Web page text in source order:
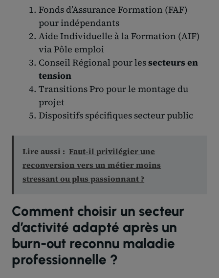
Fonds d’Assurance Formation (FAF)
pour indépendants
Aide Individuelle à la Formation (AIF)
via Pôle emploi
Conseil Régional pour lessecteurs en
tension
Transitions Pro pour le montage du
projet
Dispositifs spécifiques secteur public
Lire aussi : Faut-il privilégier une
reconversion vers un métier moins
stressant ou plus passionnant ?
Comment choisir un secteur
d’activité adapté après un
burn-out reconnu maladie
professionnelle ?